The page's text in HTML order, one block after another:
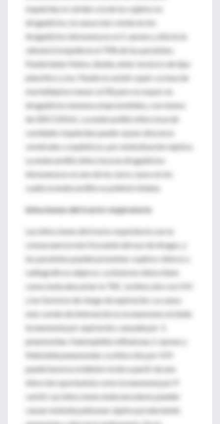
izquierdas es similar a la de los sujetos no
drogadictos, la causa más común en los
drogadictos intravenosos es S. aureus y afecta la
válvula tricúspide en el 70% de los pacientes.
Puede haber fiebre, diseña, dolor torácico de tipo
pleurítico y tos. Puede no existir soplo. La tasa de
mortalidad es menor al 5% pero es mayor en
drogadictos inmunocomprometidos, con menos
de 200 CD4/mL. La endocarditis infecciosa de
cavidades izquierdas puede causar abscesos
cerebrales o esplénicos, por embolización séptica.
La endocarditis infecciosa en drogadictos
intravenosos es uno de los raros casos en los
cuales la endocarditis es polimicrobiana.
Infecciones del tracto respiratorio
Las infecciones del tracto respiratorio son la
consecuencia más frecuente del uso de drogas, y
los pacientes pueden presentar cuadros clínicos y
radiográficos atípicos. La historia clínica tiene
como meta descartar la TBC, la infección con HIV
y los factores de riesgo de aspiración. La causa
más común de internación es la neumonía, incluida
la neumonía por aspiración, causada por S.
pneumoniae, Haemophilus influenzae, S. aureus y
Klebsiella pneumoniae. La infección por HIV
puede hacerse evidente recién a partir de una
infección oportunista como la neumonía por P.
carinii. Las infecciones endovasculares pueden
causar embolia pulmonar séptica produciendo